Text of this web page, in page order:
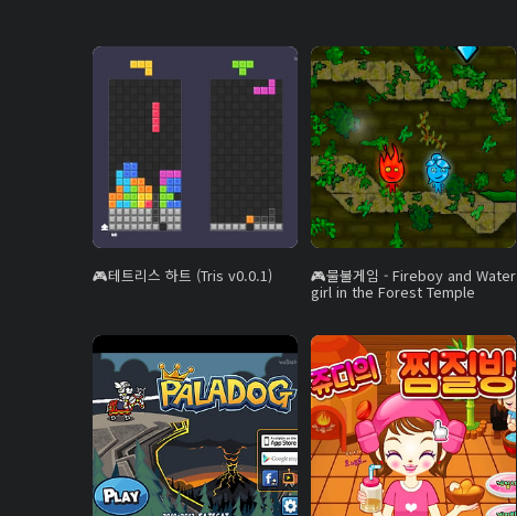
테트리스 하트 (Tris v0.0.1) 물불게임 - Fireboy and Water
girl in the Forest Temple